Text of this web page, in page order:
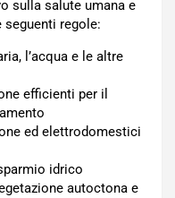
sulla salute umana e
seguenti regole:
l’acqua e le altre
efficienti per il
ed elettrodomestici
idrico
autoctona e